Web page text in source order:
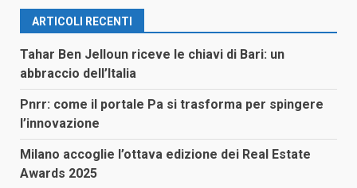
ARTICOLI RECENTI
Tahar Ben Jelloun riceve le chiavi di Bari: un
abbraccio dell’Italia
Pnrr: come il portale Pa si trasforma per spingere
l’innovazione
Milano accoglie l’ottava edizione dei Real Estate
Awards 2025